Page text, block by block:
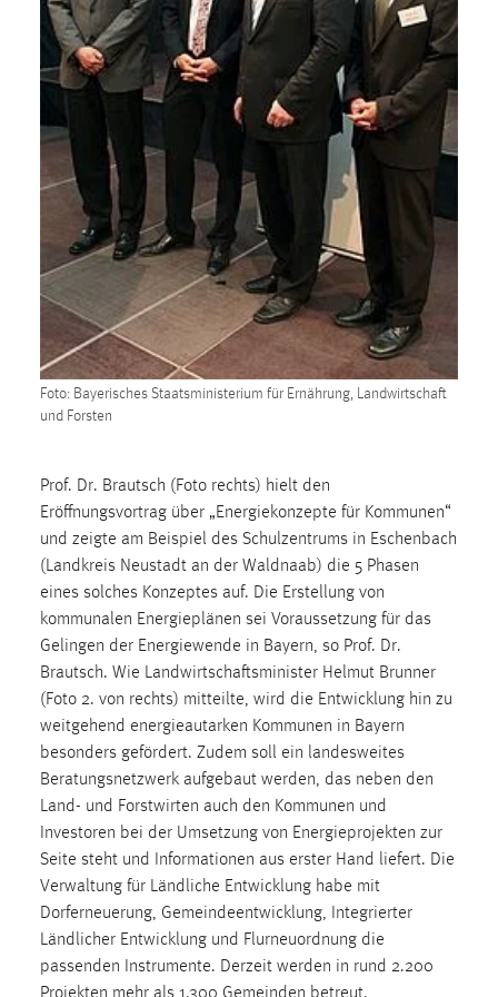
Foto: Bayerisches Staatsministerium für Ernährung, Landwirtschaft
und Forsten
Prof. Dr. Brautsch (Foto rechts) hielt den
Eröffnungsvortrag über „Energiekonzepte für Kommunen“
und zeigte am Beispiel des Schulzentrums in Eschenbach
(Landkreis Neustadt an der Waldnaab) die 5 Phasen
eines solches Konzeptes auf. Die Erstellung von
kommunalen Energieplänen sei Voraussetzung für das
Gelingen der Energiewende in Bayern, so Prof. Dr.
Brautsch. Wie Landwirtschaftsminister Helmut Brunner
(Foto 2. von rechts) mitteilte, wird die Entwicklung hin zu
weitgehend energieautarken Kommunen in Bayern
besonders gefördert. Zudem soll ein landesweites
Beratungsnetzwerk aufgebaut werden, das neben den
Land- und Forstwirten auch den Kommunen und
Investoren bei der Umsetzung von Energieprojekten zur
Seite steht und Informationen aus erster Hand liefert. Die
Verwaltung für Ländliche Entwicklung habe mit
Dorferneuerung, Gemeindeentwicklung, Integrierter
Ländlicher Entwicklung und Flurneuordnung die
passenden Instrumente. Derzeit werden in rund 2.200
1 Jahr
Performance
Name:
staticfilecache
Zweck:
Für performante Seitenauslieferung wird in diesem Cookie
gespeichert, ob man eingeloggt ist.
Sprachpräferenz
Name:
site-language-preference
Zweck:
Cookie Laufzeit:
30 Tage
Chat
Name:
MibewSessionID, MIBEW_UserID, mibew_locale, mibew-
chat-frame-style-5e9dbeb1811c0446
Zweck:
Wird benötigt um die Chatfunktion nutzen zu können.
Cookie Laufzeit:
Jahre, MIBEW_UserID = 1 Jahr
Login
Name:
fe_user, be_user, be_lastLoginProvider